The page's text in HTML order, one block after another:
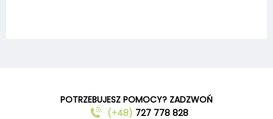
POTRZEBUJESZ POMOCY? ZADZWOŃ
(+48) 727 778 828